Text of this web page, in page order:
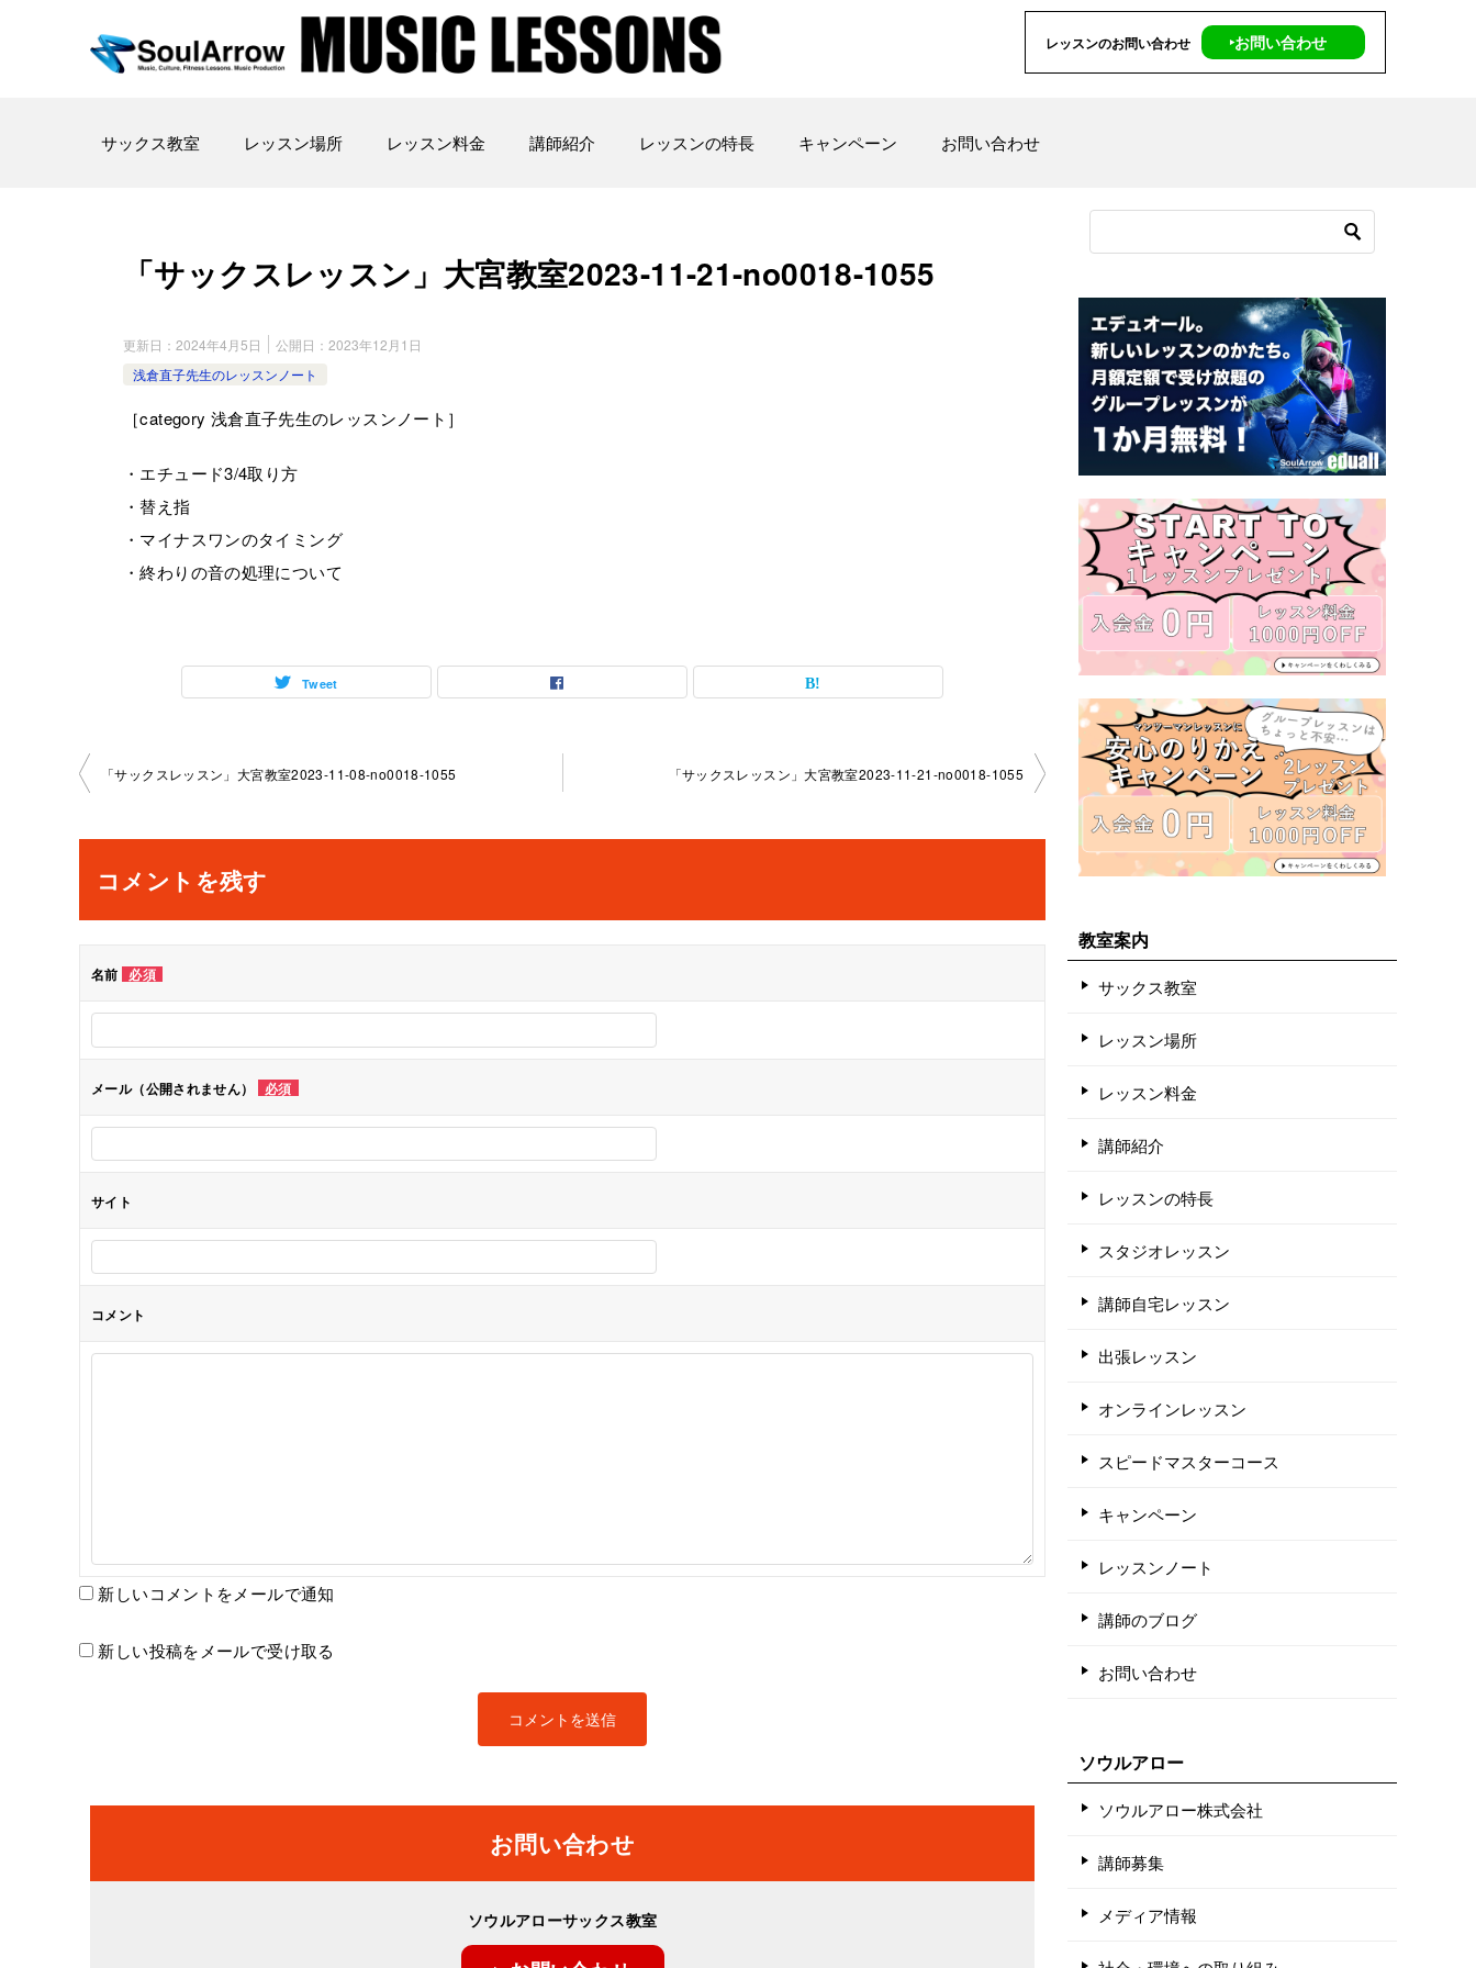
レッスンのお問い合わせ ‣お問い合わせ
サックス教室 レッスン場所 レッスン料金 講師紹介 レッスンの特長 キャンペーン お問い合わせ
「サックスレッスン」大宮教室2023-11-21-­no0018-­1055
更新日： 2024年4月5日 公開日： 2023年12月1日
浅倉直子先生のレッスンノート
［category 浅倉直子先生のレッスンノート］
・エチュード3/4取り方
・替え指
・マイナスワンのタイミング
・終わりの音の処理について
Tweet
投
ナ
ビ
ゲ
ー
シ
ョ
「サックスレッスン」大宮教室2023-11-08-­no0018-­1055 「サックスレッスン」大宮教室2023-11-21-­no0018-­1055
コメントを残す
名前 必須
メール（公開されません） 必須
サイト
コメント
新しいコメントをメールで通知
新しい投稿をメールで受け取る
お問い合わせ
ソウルアローサックス教室
教室案内
サックス教室
レッスン場所
レッスン料金
講師紹介
レッスンの特長
スタジオレッスン
講師自宅レッスン
出張レッスン
オンラインレッスン
スピードマスターコース
キャンペーン
レッスンノート
講師のブログ
お問い合わせ
ソウルアロー
ソウルアロー株式会社
講師募集
メディア情報